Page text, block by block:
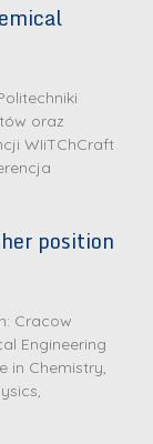
oraz
WIiTChCraft
position
Cracow
Engineering
in Chemistry,